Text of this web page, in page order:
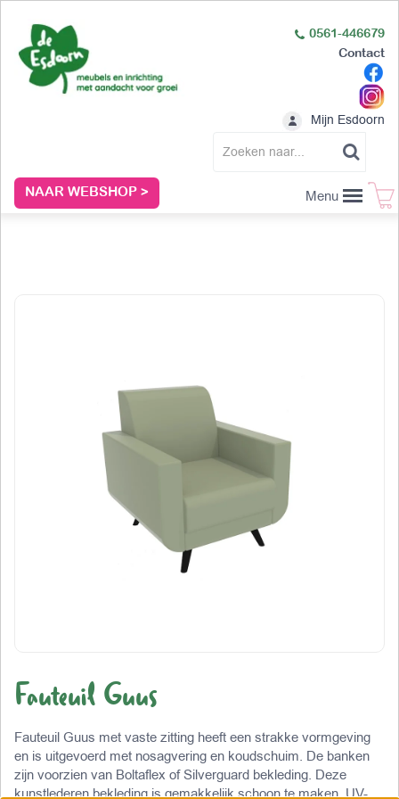
NAAR WEBSHOP >
0561-446679
Contact
Mijn Esdoorn
Menu
Fauteuil Guus
Fauteuil Guus met vaste zitting heeft een strakke vormgeving
en is uitgevoerd met nosagvering en koudschuim. De banken
zijn voorzien van Boltaflex of Silverguard bekleding. Deze
kunstlederen bekleding is gemakkelijk schoon te maken, UV-